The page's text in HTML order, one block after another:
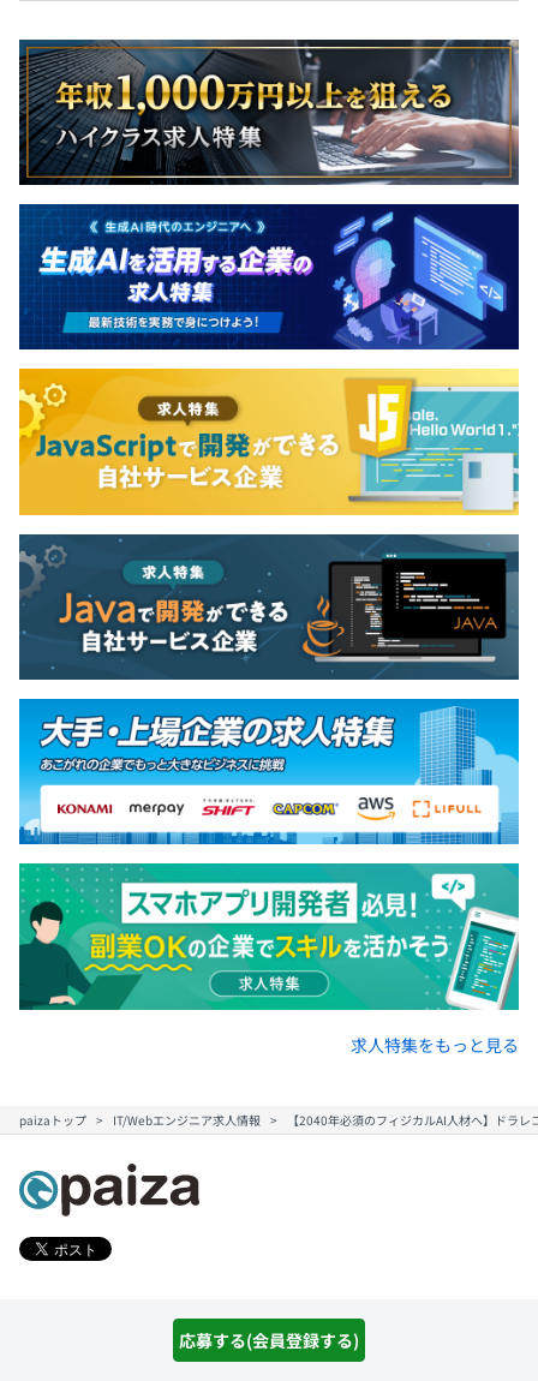
応募する(会員登録する)
求人特集をもっと見る
paizaトップ IT/Webエンジニア求人情報 【2040年必須のフィジカルAI人材へ】ドラ